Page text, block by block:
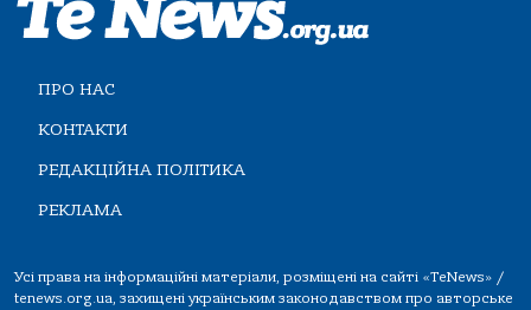
ПРО НАС
КОНТАКТИ
РЕДАКЦІЙНА ПОЛІТИКА
РЕКЛАМА
Усі права на інформаційні матеріали, розміщені на сайті «TeNews» /
tenews.org.ua, захищені українським законодавством про авторське